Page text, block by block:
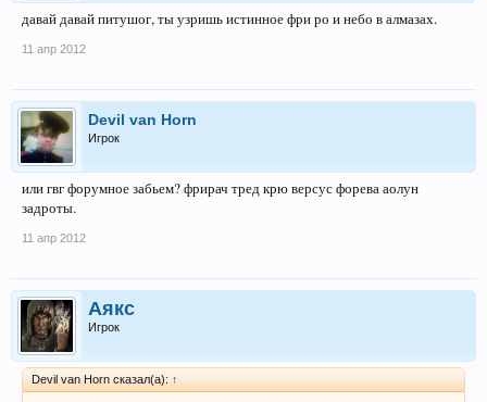
давай давай питушог, ты узришь истинное фри ро и небо в алмазах.
11 апр 2012
Devil van Horn
Игрок
или гвг форумное забьем? фрирач тред крю версус форева аолун
задроты.
11 апр 2012
Аякс
Игрок
Devil van Horn сказал(а): ↑